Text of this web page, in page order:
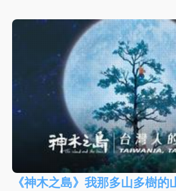
《神木之島》我那多山多樹的